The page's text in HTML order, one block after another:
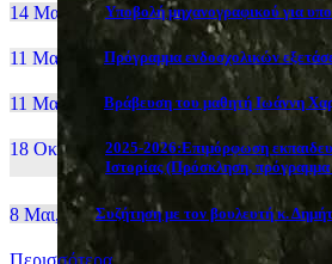
14 Μαι, 26 Yποβολή μηχανογραφικού για
11 Μαι, 26 Πρόγραμμα ενδοσχολικών
11 Μαι, 26 Βράβευση του μαθητή Ιωάννη
18 Οκτ, 25
2025-2026:Επιμόρφωση
Ιστορίας (Πρόσκληση,
8 Μαι, 26 Συζήτηση με τον βουλευτή κ.
Περισσότερα